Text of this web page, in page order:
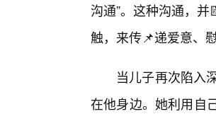
沟通”。这种沟通，
触，来传📌递爱意、
当儿子再次陷入
在他身边。她利用自